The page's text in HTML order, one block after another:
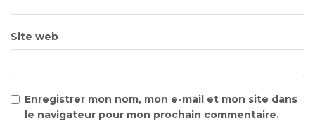
Site web
Enregistrer mon nom, mon e-mail et mon site dans
le navigateur pour mon prochain commentaire.